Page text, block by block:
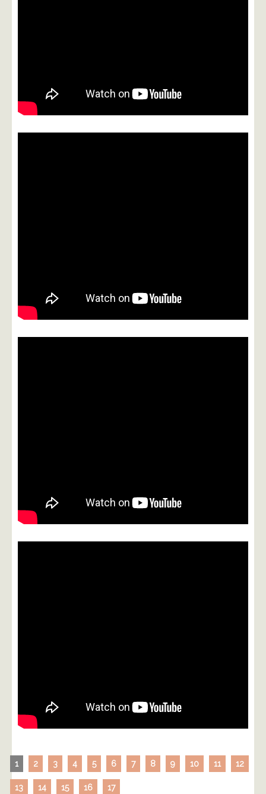
1 2 3 4 5 6 7 8 9 10 11 12
13 14 15 16 17